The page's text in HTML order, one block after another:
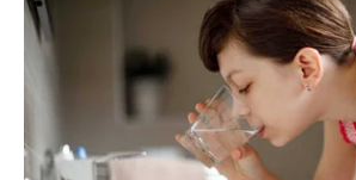
Magdalena
para las comunidades
él se alimentan las personas, a través
representa una oportunidad para que
salir de sus territorios y conectarse
Sin embargo, recordó que, según
excomandante paramilitar Ramón